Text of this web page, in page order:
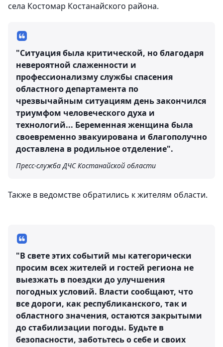
села Костомар Костанайского района.
"Ситуация была критической, но благодаря
невероятной слаженности и
профессионализму службы спасения
областного департамента по
чрезвычайным ситуациям день закончился
триумфом человеческого духа и
технологий... Беременная женщина была
своевременно эвакуирована и благополучно
доставлена в родильное отделение".
Пресс-служба ДЧС Костанайской области
Также в ведомстве обратились к жителям области.
"В свете этих событий мы категорически
просим всех жителей и гостей региона не
выезжать в поездки до улучшения
погодных условий. Власти сообщают, что
все дороги, как республиканского, так и
областного значения, остаются закрытыми
до стабилизации погоды. Будьте в
безопасности, заботьтесь о себе и своих